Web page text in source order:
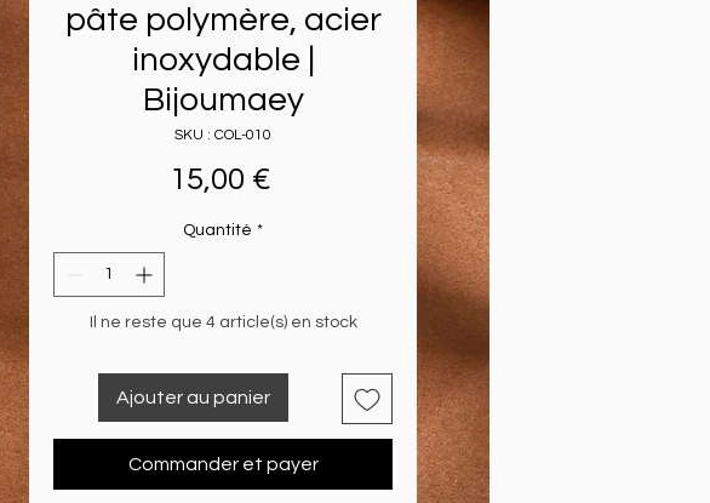
pâte polymère, acier
inoxydable |
Bijoumaey
SKU : COL-010
15,00 €Prix
Quantité *
Il ne reste que 4 article(s) en stock
Ajouter au panier
Commander et payer